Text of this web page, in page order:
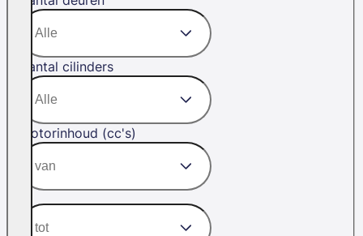
Aantal cilinders
Motorinhoud (cc's)